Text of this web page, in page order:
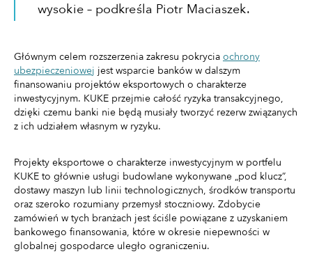
wysokie – podkreśla Piotr Maciaszek.
Głównym celem rozszerzenia zakresu pokrycia ochrony
ubezpieczeniowej jest wsparcie banków w dalszym
finansowaniu projektów eksportowych o charakterze
inwestycyjnym. KUKE przejmie całość ryzyka transakcyjnego,
dzięki czemu banki nie będą musiały tworzyć rezerw związanych
z ich udziałem własnym w ryzyku.
Projekty eksportowe o charakterze inwestycyjnym w portfelu
KUKE to głównie usługi budowlane wykonywane „pod klucz”,
dostawy maszyn lub linii technologicznych, środków transportu
oraz szeroko rozumiany przemysł stoczniowy. Zdobycie
zamówień w tych branżach jest ściśle powiązane z uzyskaniem
bankowego finansowania, które w okresie niepewności w
globalnej gospodarce uległo ograniczeniu.